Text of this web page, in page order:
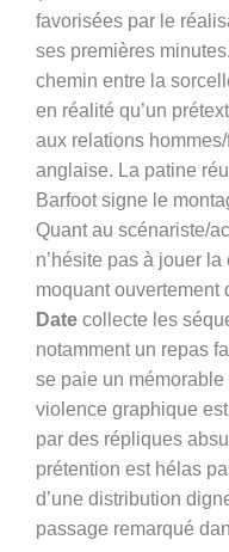
favorisées par le
ses premières
chemin entre la
en réalité qu’un
aux relations
anglaise. La patine
Barfoot signe le
Quant au scénariste/
n’hésite pas à jouer
moquant ouvertement
Date collecte les
notamment un repas
se paie un
violence graphique
par des répliques
prétention est hélas
d’une distribution
passage remarqué